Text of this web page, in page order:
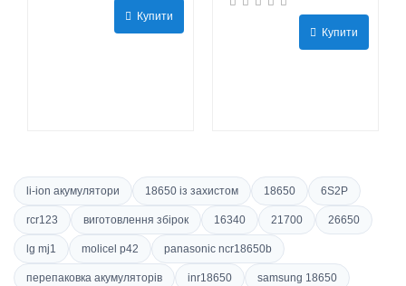
Купити
Купити
li-ion акумулятори 18650 із захистом 18650 6S2P
rcr123 виготовлення збірок 16340 21700 26650
lg mj1 molicel p42 panasonic ncr18650b
перепаковка акумуляторів inr18650 samsung 18650